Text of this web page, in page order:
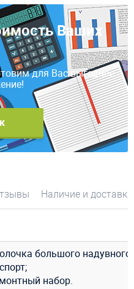
Ваших
для Вас выгодное
Наличие и доставка
большого
набор.